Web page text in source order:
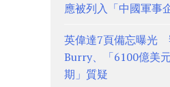
應被列入「中國軍事
英偉達7頁備忘曝光
Burry、「6100億美
期」質疑